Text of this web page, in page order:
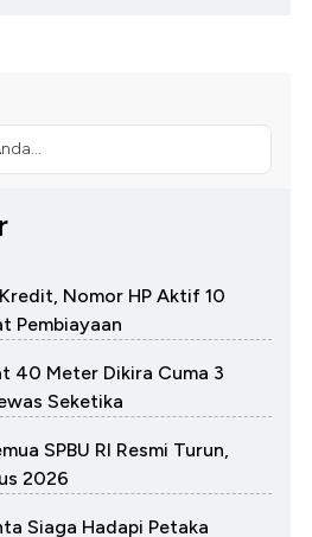
Nomor HP Aktif 10
Pembiayaan
40 Meter Dikira Cuma 3
Seketika
SPBU RI Resmi Turun,
2026
Siaga Hadapi Petaka